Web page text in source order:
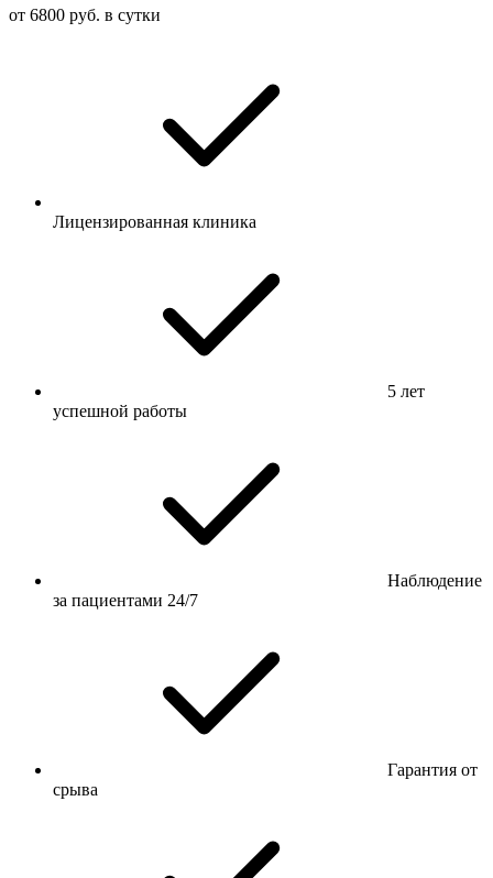
от 6800 руб. в сутки
Лицензированная клиника
5 лет
успешной работы
Наблюдение
за пациентами 24/7
Гарантия от
срыва